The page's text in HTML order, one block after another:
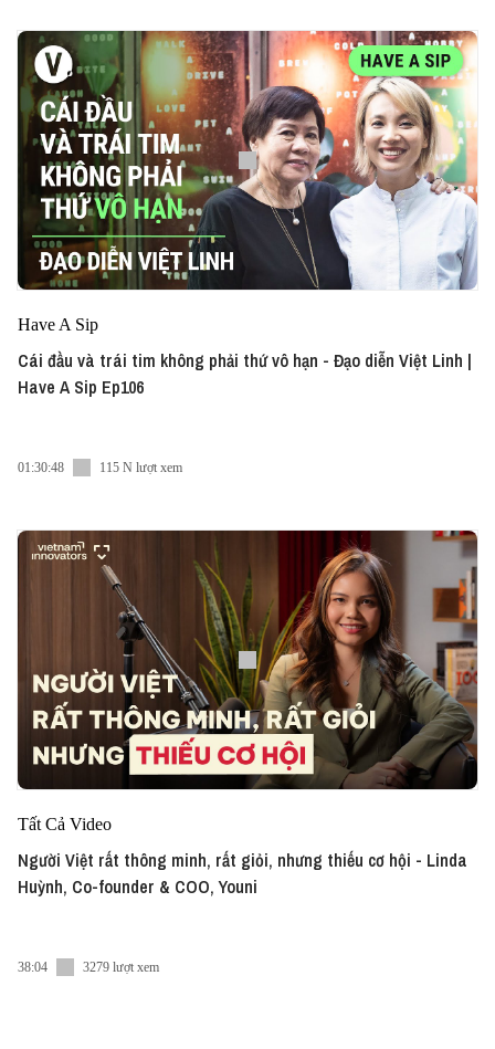
Have A Sip
Cái đầu và trái tim không phải thứ vô hạn - Đạo diễn Việt Linh |
Have A Sip Ep106
01:30:48 115 N lượt xem
Tất Cả Video
Người Việt rất thông minh, rất giỏi, nhưng thiếu cơ hội - Linda
Huỳnh, Co-founder & COO, Youni
38:04 3279 lượt xem